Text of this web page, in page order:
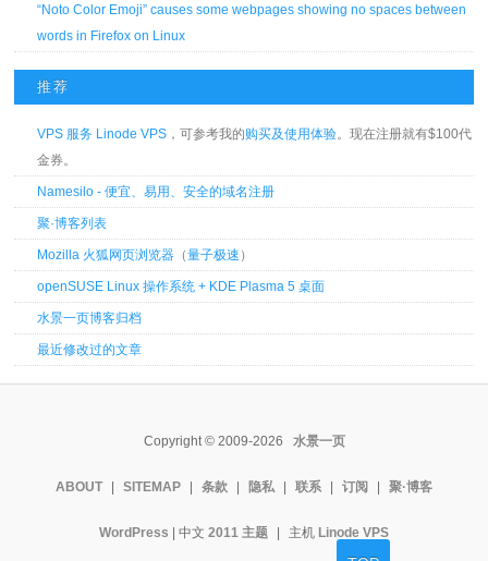
“Noto Color Emoji” causes some webpages showing no spaces between
words in Firefox on Linux
推荐
VPS 服务 Linode VPS ，可参考我的购买及使用体验。现在注册就有$100代
金券。
Namesilo - 便宜、易用、安全的域名注册
聚·博客列表
Mozilla 火狐网页浏览器 （量子极速 ）
openSUSE Linux 操作系统 + KDE Plasma 5 桌面
水景一页博客归档
最近修改过的文章
Copyright © 2009-2026 水景一页
ABOUT | SITEMAP | 条款 | 隐私 | 联系 | 订阅 | 聚·博客
WordPress | 中文 2011 主题 | 主机 Linode VPS